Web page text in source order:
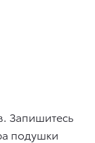
Запишитесь
подушки